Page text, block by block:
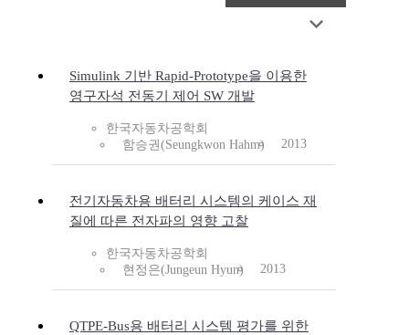
Simulink 기반 Rapid-Prototype을 이용한
영구자석 전동기 제어 SW 개발
한국자동차공학회
함승권(Seungkwon Hahm)
2013
전기자동차용 배터리 시스템의 케이스 재
질에 따른 전자파의 영향 고찰
한국자동차공학회
현정은(Jungeun Hyun)
2013
QTPE-Bus용 배터리 시스템 평가를 위한